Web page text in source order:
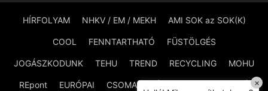
HÍRFOLYAM NHKV / EM / MEKH AMI SOK az SOK(K)
COOL FENNTARTHATÓ FÜSTÖLGÉS
JOGÁSZKODUNK TEHU TREND RECYCLING MOHU
REpont EURÓPAI CSOMAGOLÁSMENTES ×